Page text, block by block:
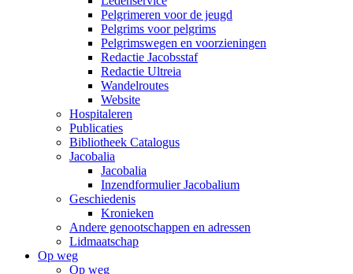
Pelgrimeren voor de jeugd
Pelgrims voor pelgrims
Pelgrimswegen en voorzieningen
Redactie Jacobsstaf
Redactie Ultreia
Wandelroutes
Website
Hospitaleren
Publicaties
Bibliotheek Catalogus
Jacobalia
Jacobalia
Inzendformulier Jacobalium
Geschiedenis
Kronieken
Andere genootschappen en adressen
Lidmaatschap
Op weg
Op weg